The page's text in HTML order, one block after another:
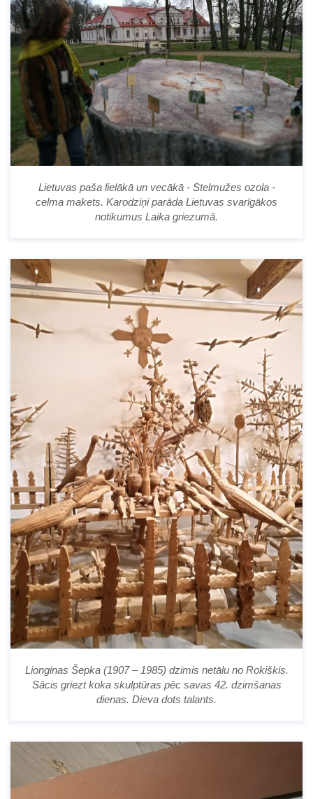
Lietuvas paša lielākā un vecākā - Stelmužes ozola -
celma makets. Karodziņi parāda Lietuvas svarīgākos
notikumus Laika griezumā.
Lionginas Šepka (1907 – 1985) dzimis netālu no Rokiškis.
Sācis griezt koka skulptūras pēc savas 42. dzimšanas
dienas. Dieva dots talants.